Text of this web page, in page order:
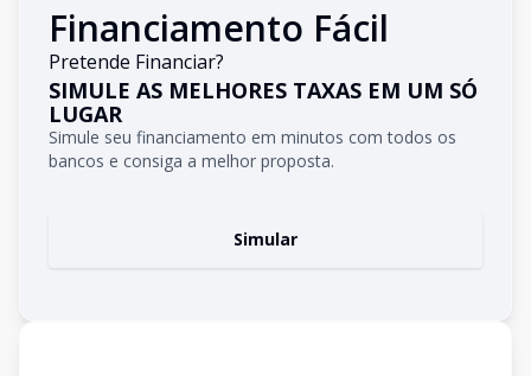
Financiamento Fácil
Pretende Financiar?
SIMULE AS MELHORES TAXAS EM UM SÓ
LUGAR
Simule seu financiamento em minutos com todos os
bancos e consiga a melhor proposta.
Simular